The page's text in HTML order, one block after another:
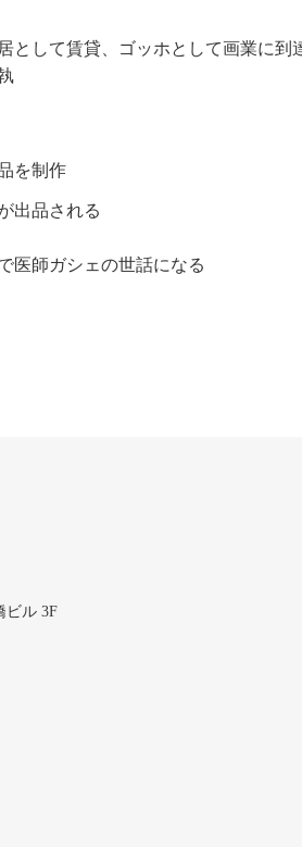
として賃貸、ゴッホとして画業に到
を制作
出品される
医師ガシェの世話になる
ビル 3F